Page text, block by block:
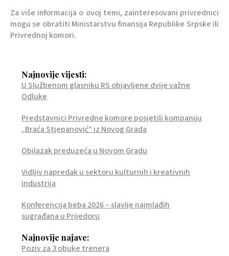
Za više informacija o ovoj temi, zainteresovani privrednici
mogu se obratiti Ministarstvu finansija Republike Srpske ili
Privrednoj komori.
Najnovije vijesti:
U Službenom glasniku RS objavljene dvije važne
Odluke
Predstavnici Privredne komore posjetili kompaniju
„Braća Stjepanović“ iz Novog Grada
Obilazak preduzeća u Novom Gradu
Vidljiv napredak u sektoru kulturnih i kreativnih
industrija
Konferencija beba 2026 – slavlje najmlađih
sugrađana u Prijedoru
Najnovije najave:
Poziv za 3 obuke trenera